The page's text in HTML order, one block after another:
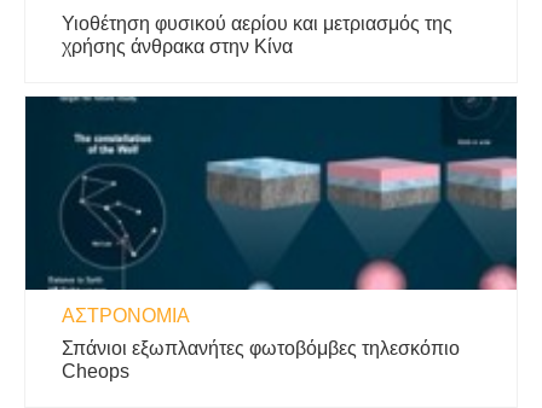
Υιοθέτηση φυσικού αερίου και μετριασμός της
χρήσης άνθρακα στην Κίνα
ΑΣΤΡΟΝΟΜΊΑ
Σπάνιοι εξωπλανήτες φωτοβόμβες τηλεσκόπιο
Cheops